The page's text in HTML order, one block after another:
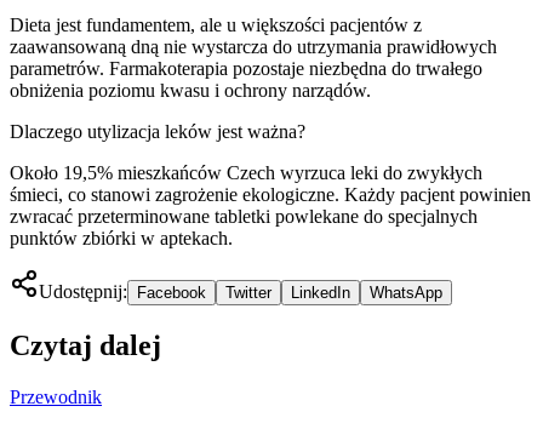
Dieta jest fundamentem, ale u większości pacjentów z
zaawansowaną dną nie wystarcza do utrzymania prawidłowych
parametrów. Farmakoterapia pozostaje niezbędna do trwałego
obniżenia poziomu kwasu i ochrony narządów.
Dlaczego utylizacja leków jest ważna?
Około 19,5% mieszkańców Czech wyrzuca leki do zwykłych
śmieci, co stanowi zagrożenie ekologiczne. Każdy pacjent powinien
zwracać przeterminowane tabletki powlekane do specjalnych
punktów zbiórki w aptekach.
Udostępnij: Facebook Twitter LinkedIn WhatsApp
Czytaj dalej
Przewodnik